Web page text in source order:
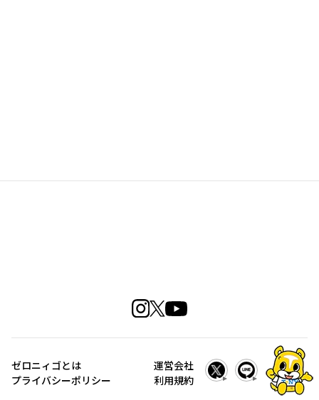
ゼロニィゴとは
運営会社
プライバシーポリシー
利用規約